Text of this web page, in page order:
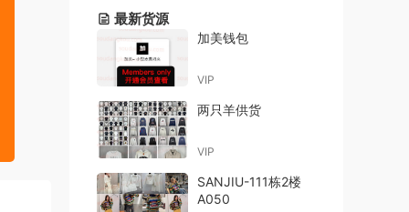
最新货源
加美钱包
VIP
两只羊供货
VIP
SANJIU-111栋2楼
A050